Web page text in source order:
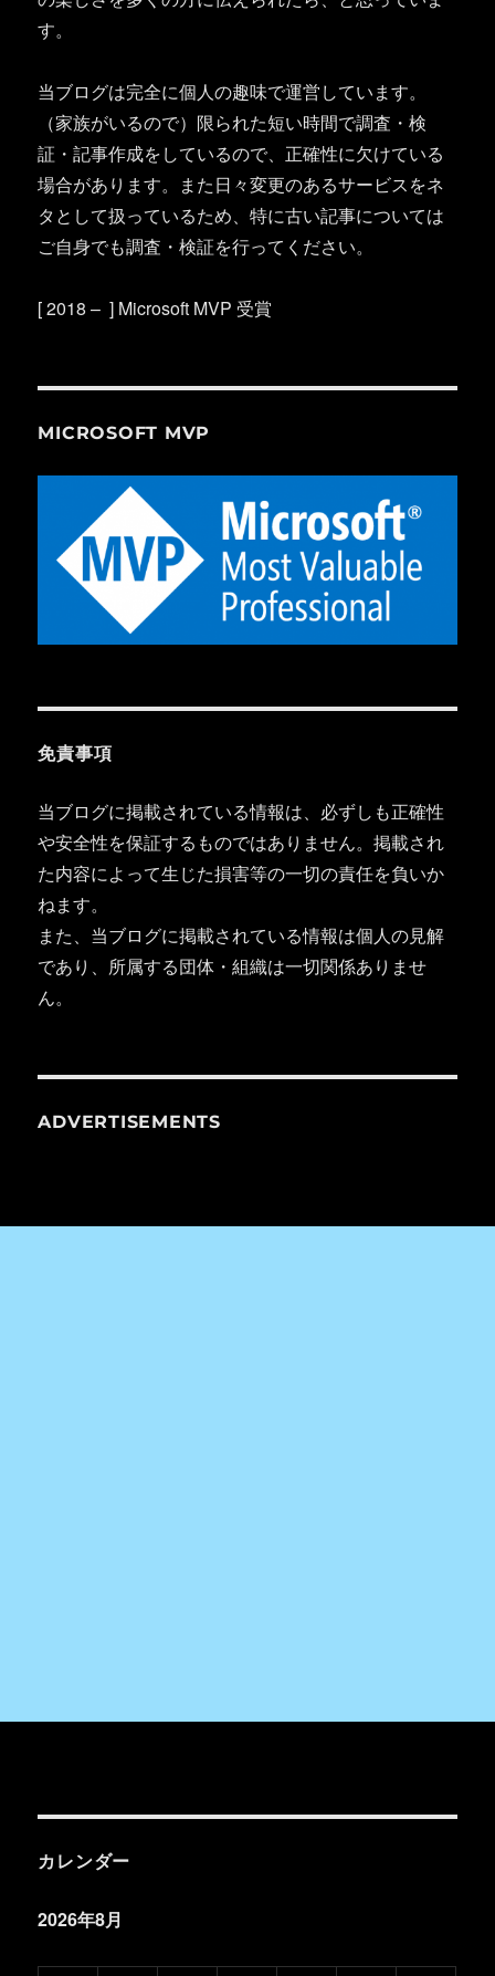
す。
当ブログは完全に個人の趣味で運営しています。
（家族がいるので）限られた短い時間で調査・検
証・記事作成をしているので、正確性に欠けている
場合があります。また日々変更のあるサービスをネ
タとして扱っているため、特に古い記事については
ご自身でも調査・検証を行ってください。
[ 2018 – ] Microsoft MVP 受賞
MICROSOFT MVP
免責事項
当ブログに掲載されている情報は、必ずしも正確性
や安全性を保証するものではありません。掲載され
た内容によって生じた損害等の一切の責任を負いか
ねます。
また、当ブログに掲載されている情報は個人の見解
であり、所属する団体・組織は一切関係ありませ
ん。
ADVERTISEMENTS
カレンダー
2026年8月